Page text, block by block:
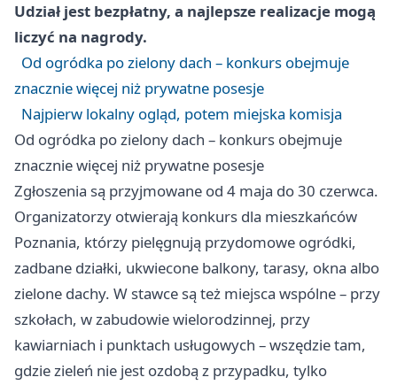
Udział jest bezpłatny, a najlepsze realizacje mogą
liczyć na nagrody.
Od ogródka po zielony dach – konkurs obejmuje
znacznie więcej niż prywatne posesje
Najpierw lokalny ogląd, potem miejska komisja
Od ogródka po zielony dach – konkurs obejmuje
znacznie więcej niż prywatne posesje
Zgłoszenia są przyjmowane od 4 maja do 30 czerwca.
Organizatorzy otwierają konkurs dla mieszkańców
Poznania, którzy pielęgnują przydomowe ogródki,
zadbane działki, ukwiecone balkony, tarasy, okna albo
zielone dachy. W stawce są też miejsca wspólne – przy
szkołach, w zabudowie wielorodzinnej, przy
kawiarniach i punktach usługowych – wszędzie tam,
gdzie zieleń nie jest ozdobą z przypadku, tylko